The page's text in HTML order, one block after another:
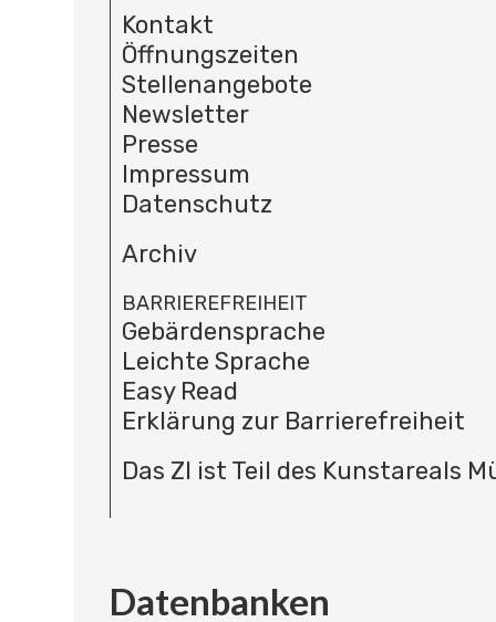
Kontakt
Öffnungszeiten
Stellenangebote
Newsletter
Presse
Impressum
Datenschutz
Archiv
BARRIEREFREIHEIT
Gebärdensprache
Leichte Sprache
Easy Read
Erklärung zur Barrierefreiheit
Das ZI ist Teil des Kunstareals
Datenbanken